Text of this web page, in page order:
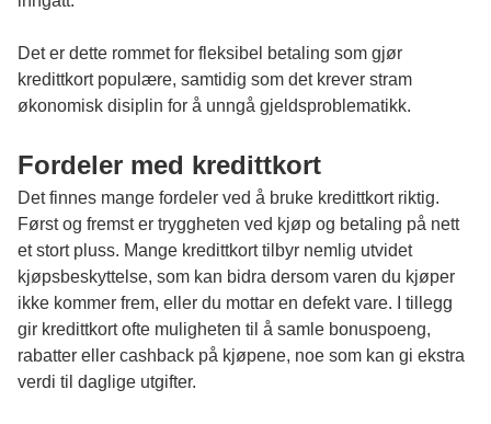
Det er dette rommet for fleksibel betaling som gjør
kredittkort populære, samtidig som det krever stram
økonomisk disiplin for å unngå gjeldsproblematikk.
Fordeler med kredittkort
Det finnes mange fordeler ved å bruke kredittkort riktig.
Først og fremst er tryggheten ved kjøp og betaling på nett
et stort pluss. Mange kredittkort tilbyr nemlig utvidet
kjøpsbeskyttelse, som kan bidra dersom varen du kjøper
ikke kommer frem, eller du mottar en defekt vare. I tillegg
gir kredittkort ofte muligheten til å samle bonuspoeng,
rabatter eller cashback på kjøpene, noe som kan gi ekstra
verdi til daglige utgifter.